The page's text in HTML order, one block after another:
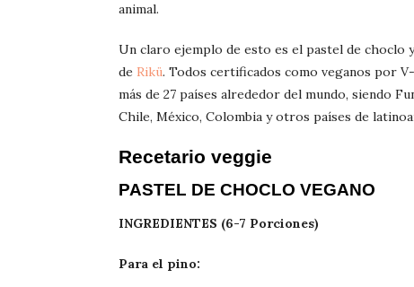
animal.
Un claro ejemplo de esto es el pastel de choclo
de Rikü. Todos certificados como veganos por
más de 27 países alrededor del mundo, siendo
Chile, México, Colombia y otros países de
Recetario veggie
PASTEL DE CHOCLO VEGANO
INGREDIENTES (6-7 Porciones)
Para el pino: